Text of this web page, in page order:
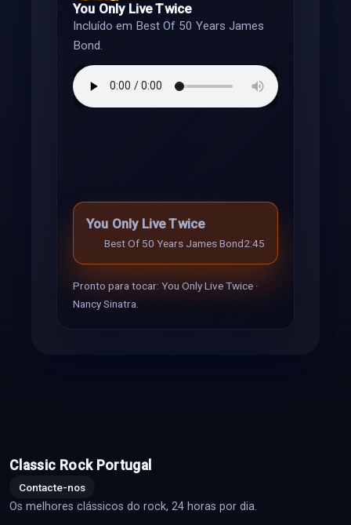
You Only Live Twice
Incluído em Best Of 50 Years James
Bond.
You Only Live Twice
Best Of 50 Years James Bond2:45
Pronto para tocar: You Only Live Twice ·
Nancy Sinatra.
Classic Rock Portugal
Contacte-nos
Os melhores clássicos do rock, 24 horas por dia.